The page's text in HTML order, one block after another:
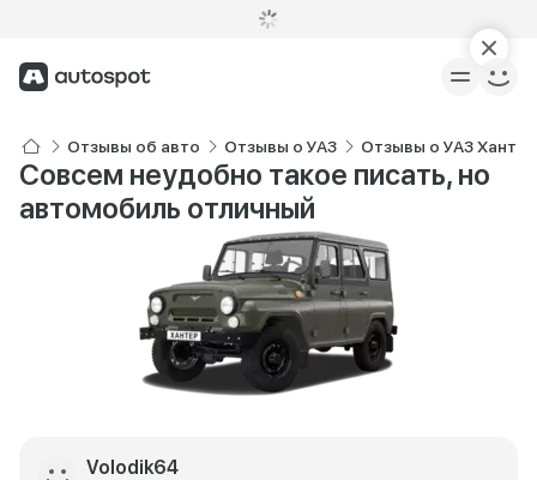
Отзывы об авто Отзывы о УАЗ Отзывы о УАЗ Хантер
Совсем неудобно такое писать, но
автомобиль отличный
Volodik64